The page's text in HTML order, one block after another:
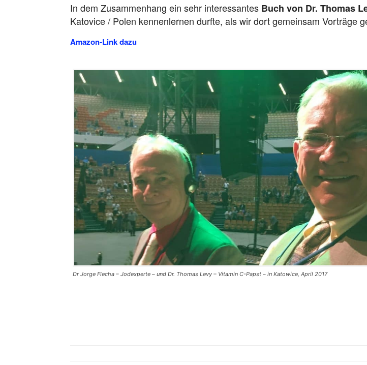
In dem Zusammenhang ein sehr interessantes Buch von Dr. Thomas
Katovice / Polen kennenlernen durfte, als wir dort gemeinsam Vorträge
Amazon-Link dazu
Dr Jorge Flecha – Jodexperte – und Dr. Thomas Levy – Vitamin C-Papst – in Katowice, April 2017